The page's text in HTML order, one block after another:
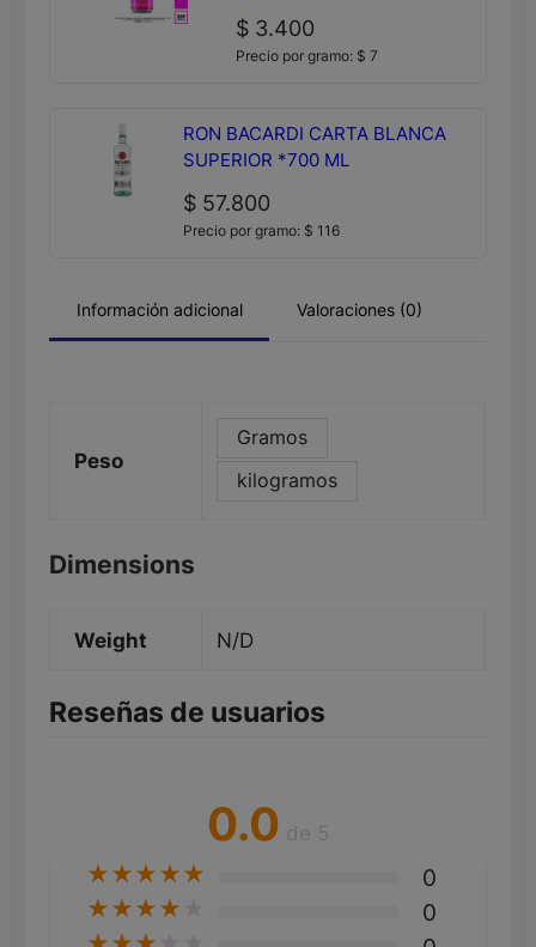
$ 3.400
Precio por gramo: $ 7
RON BACARDI CARTA BLANCA
SUPERIOR *700 ML
$57.800
Precio por gramo: $ 116
Información adicional Valoraciones (0)
Peso
Gramos
kilogramos
Dimensions
Weight N/D
Reseñas de usuarios
0.0
★★★★★ 0
★★★★ 0